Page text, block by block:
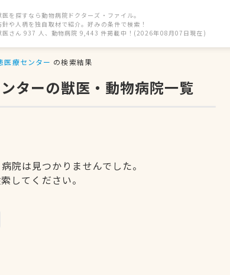
を探すなら動物病院ドクターズ・ファイル。
や人柄を独自取材で紹介。好みの条件で検索！
医さん 937 人、動物病院 9,443 件掲載中！(2026年08月07日現在)
医療センター の検索結果
ターの獣医・動物病院一覧
院は見つかりませんでした。
してください。